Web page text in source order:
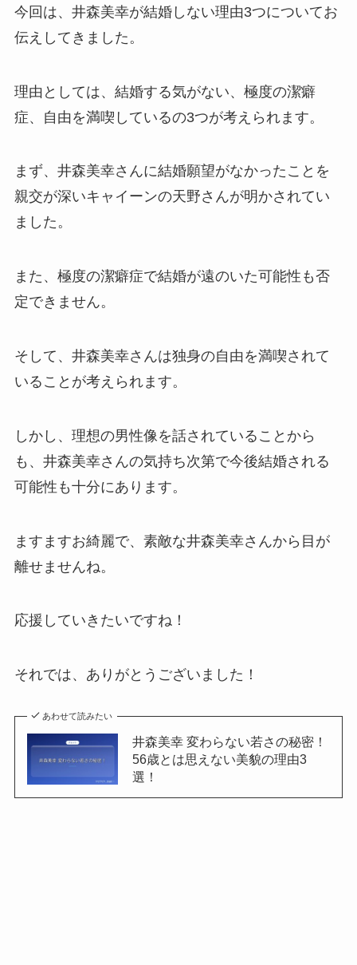
今回は、井森美幸が結婚しない理由3つについてお
伝えしてきました。
理由としては、結婚する気がない、極度の潔癖
症、自由を満喫しているの3つが考えられます。
まず、井森美幸さんに結婚願望がなかったことを
親交が深いキャイーンの天野さんが明かされてい
ました。
また、極度の潔癖症で結婚が遠のいた可能性も否
定できません。
そして、井森美幸さんは独身の自由を満喫されて
いることが考えられます。
しかし、理想の男性像を話されていることから
も、井森美幸さんの気持ち次第で今後結婚される
可能性も十分にあります。
ますますお綺麗で、素敵な井森美幸さんから目が
離せませんね。
応援していきたいですね！
それでは、ありがとうございました！
あわせて読みたい
井森美幸 変わらない若さの秘密！
56歳とは思えない美貌の理由3
選！